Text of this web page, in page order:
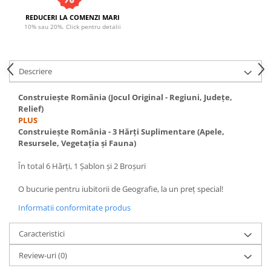
REDUCERI LA COMENZI MARI
10% sau 20%. Click pentru detalii
Descriere
Construiește România (Jocul Original - Regiuni, Județe,
Relief)
PLUS
Construiește România - 3 Hărți Suplimentare (Apele,
Resursele, Vegetația și Fauna)
În total 6 Hărți, 1 Șablon și 2 Broșuri
O bucurie pentru iubitorii de Geografie, la un preț special!
Informatii conformitate produs
Caracteristici
Review-uri(0)